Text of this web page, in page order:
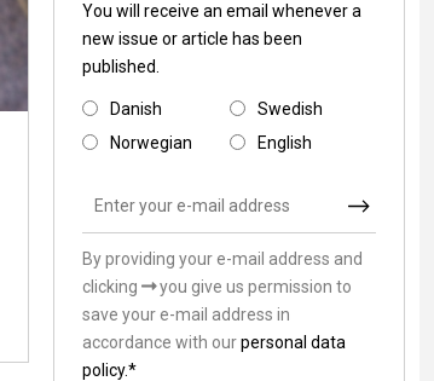
Ny rapport
Danmark til at
Environmental
Skal vi som samfund lade stå til, mens
andre værdier i klimasårbare områder?
hvordan de m...
You will receive an email whenever a
new issue or article has been
published.
Danish
Swedish
Norwegian
English
By providing your e-mail address and
clicking
you give us permission to
save your e-mail address in
accordance with ourpersonal data
policy.*